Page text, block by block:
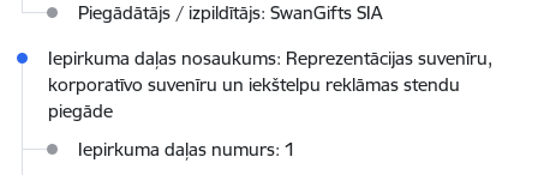
Piegādātājs / izpildītājs: SwanGifts SIA
Iepirkuma daļas nosaukums: Reprezentācijas suvenīru,
korporatīvo suvenīru un iekštelpu reklāmas stendu
piegāde
Iepirkuma daļas numurs: 1